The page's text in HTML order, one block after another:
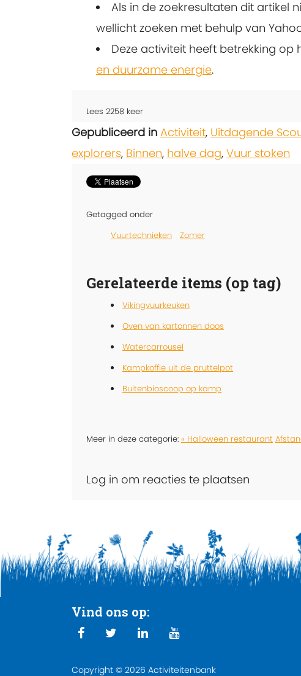
Als in de zoekresultaten dit artikel
wellicht zoeken met behulp van
Deze activiteit heeft betrekking op
en duurzame energie.
Lees 2258 keer
Gepubliceerd in Activiteit, Uitdagende
explorers, Binnen, halve dag, Vuur stoken
Getagged onder
Vuurtechnieken
Zomer
Gerelateerde items (op tag)
Vikingvuurkeuken
Oven van kartonnen doos
Watercarrousel
Kampkoffie uit de pruttelpot
Buitenbioscoop op kamp
Meer in deze categorie: « Halloween restaurant
Log in om reacties te plaatsen
Vind ons op:
Copyright © 2026 Activiteitenbank